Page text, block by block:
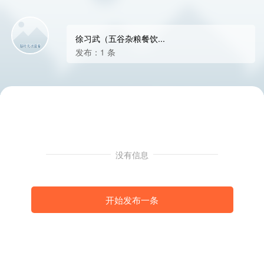
徐习武（五谷杂粮餐饮...
发布：1 条
没有信息
开始发布一条